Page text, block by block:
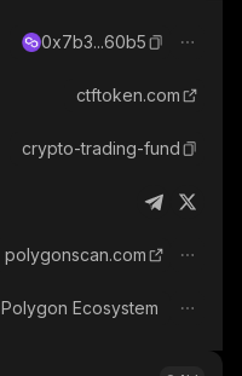
0x7b3...60b5
ctftoken.com
crypto-trading-fund
polygonscan.com
Polygon Ecosystem